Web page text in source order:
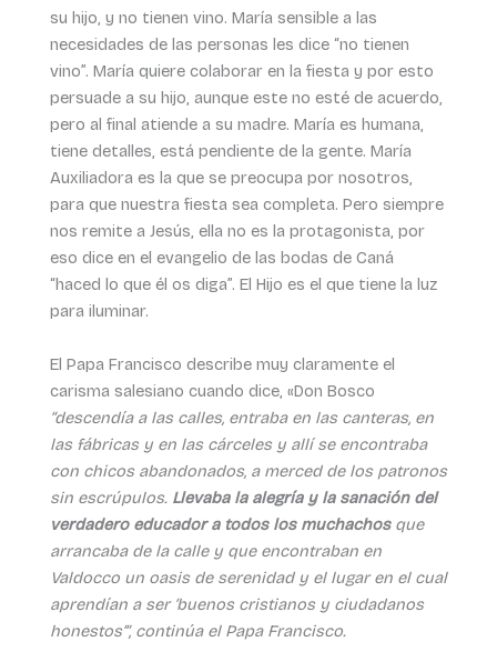
su hijo, y no tienen vino. María sensible a las
necesidades de las personas les dice “no tienen
vino”. María quiere colaborar en la fiesta y por esto
persuade a su hijo, aunque este no esté de acuerdo,
pero al final atiende a su madre. María es humana,
tiene detalles, está pendiente de la gente. María
Auxiliadora es la que se preocupa por nosotros,
para que nuestra fiesta sea completa. Pero siempre
nos remite a Jesús, ella no es la protagonista, por
eso dice en el evangelio de las bodas de Caná
“haced lo que él os diga”. El Hijo es el que tiene la luz
para iluminar.
El Papa Francisco describe muy claramente el
carisma salesiano cuando dice, «Don Bosco
“descendía a las calles, entraba en las canteras, en
las fábricas y en las cárceles y allí se encontraba
con chicos abandonados, a merced de los patronos
sin escrúpulos. Llevaba la alegría y la sanación del
verdadero educador a todos los muchachosque
arrancaba de la calle y que encontraban en
Valdocco un oasis de serenidad y el lugar en el cual
aprendían a ser ‘buenos cristianos y ciudadanos
honestos’”, continúa el Papa Francisco.